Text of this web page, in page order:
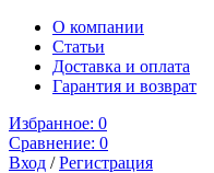
О компании
Статьи
Доставка и оплата
Гарантия и возврат
Избранное: 0
Сравнение: 0
Вход /Регистрация